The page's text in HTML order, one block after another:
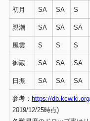
初月 SA SA S
親潮 SA SA SA
風雲 S S S
御蔵 SA SA SA
日振 SA SA SA
参考： https://
2019/12/25時点)